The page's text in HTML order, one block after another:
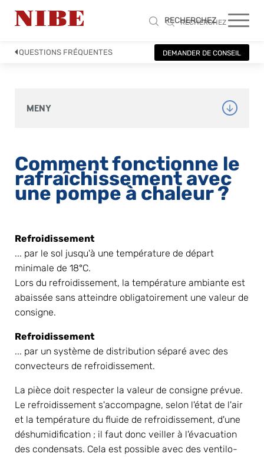
RECHERCHEZ
RECHERCHEZ
QUESTIONS FRÉQUENTES DEMANDER DE CONSEIL
MENY
Comment fonctionne le
rafraîchissement avec
une pompe à chaleur ?
Refroidissement
... par le sol jusqu'à une température de départ
minimale de 18°C.
Lors du refroidissement, la température ambiante est
abaissée sans atteindre obligatoirement une valeur de
consigne.
Refroidissement
... par un système de distribution séparé avec des
convecteurs de refroidissement.
La pièce doit respecter la valeur de consigne prévue.
Le refroidissement s'accompagne, selon l'état de l'air
et la température du fluide de refroidissement, d'une
déshumidification ; il faut donc veiller à l'évacuation
des condensats. Cela est possible avec des ventilo-